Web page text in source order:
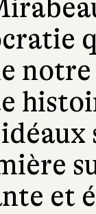
et